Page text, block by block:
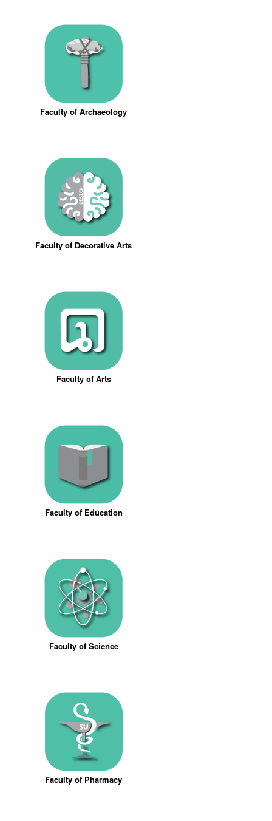
Faculty of Archaeology
Faculty of Decorative Arts
Faculty of Arts
Faculty of Education
Faculty of Science
Faculty of Pharmacy